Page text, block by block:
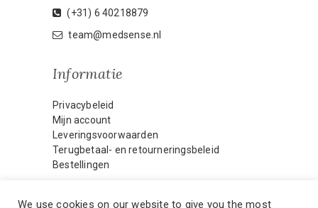
(+31) 6 40218879
team@medsense.nl
Informatie
Privacybeleid
Mijn account
Leveringsvoorwaarden
Terugbetaal- en retourneringsbeleid
Bestellingen
We use cookies on our website to give you the most